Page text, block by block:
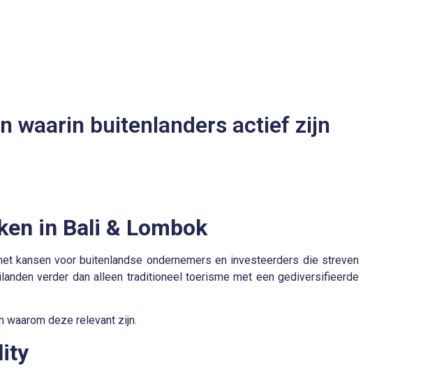
waarin buitenlanders actief zijn
in Bali & Lombok
kansen voor buitenlandse ondernemers en investeerders die streven
verder dan alleen traditioneel toerisme met een gediversifieerde
waarom deze relevant zijn.